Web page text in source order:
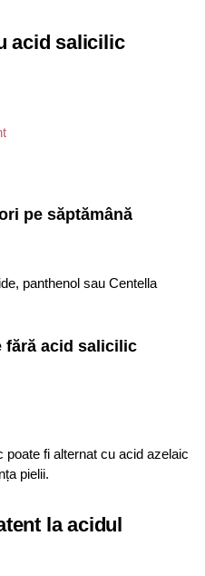
acid salicilic
pe săptămână
panthenol sau Centella
fără acid salicilic
fi alternat cu acid azelaic
pielii.
la acidul